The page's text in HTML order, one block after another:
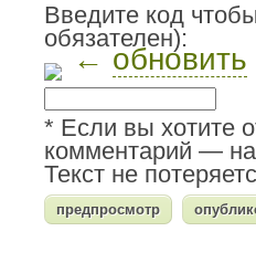
Введите код
обязателен):
← обновить
* Если вы хотите
комментарий —
Текст не